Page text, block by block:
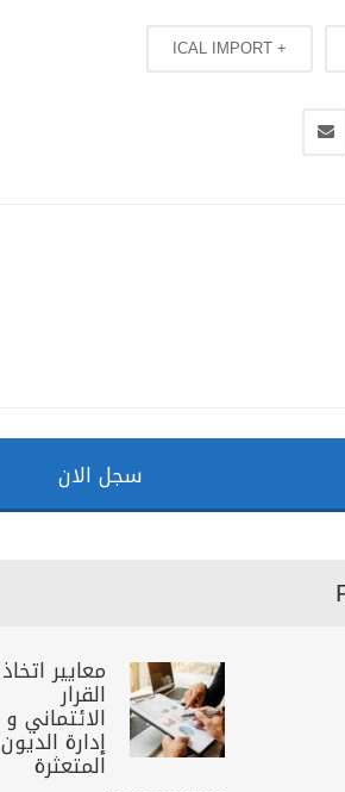
+ ICAL IMPORT
سجل الان
معايير اتخاذ
القرار
الائتماني و
إدارة الديون
المتعثرة